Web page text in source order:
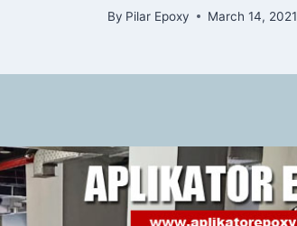
By Pilar Epoxy March 14, 2021